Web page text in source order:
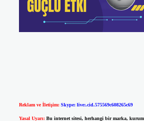
Reklam ve İletişim: Skype: live:.cid.575569c608265c69
Yasal Uyarı: Bu internet sitesi, herhangi bir marka, kurum